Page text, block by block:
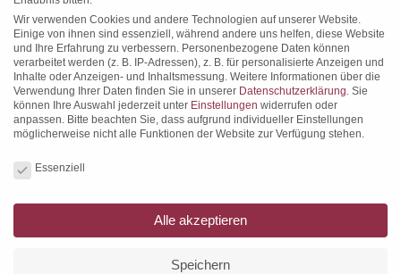
Profitieren Sie von unserer persönlichen Erfahrung mit namhaften
Vereinen und unserer Kenntnis der geltenden Besonderheiten.
Leistungen Online-Service
Wir verwenden Cookies und andere Technologien auf unserer Website.
Einige von ihnen sind essenziell, während andere uns helfen, diese Website
und Ihre Erfahrung zu verbessern. Personenbezogene Daten können
verarbeitet werden (z. B. IP-Adressen), z. B. für personalisierte Anzeigen und
Inhalte oder Anzeigen- und Inhaltsmessung. Weitere Informationen über die
Verwendung Ihrer Daten finden Sie in unserer Datenschutzerklärung. Sie
können Ihre Auswahl jederzeit unter Einstellungen widerrufen oder
anpassen. Bitte beachten Sie, dass aufgrund individueller Einstellungen
möglicherweise nicht alle Funktionen der Website zur Verfügung stehen.
Essenziell
Alle akzeptieren
Speichern